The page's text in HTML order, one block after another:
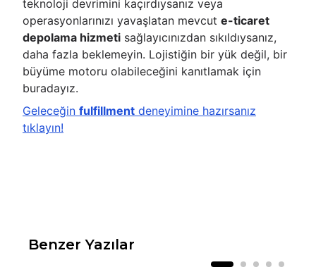
teknoloji devrimini kaçırdıysanız veya
operasyonlarınızı yavaşlatan mevcut e-ticaret
depolama hizmeti sağlayıcınızdan sıkıldıysanız,
daha fazla beklemeyin. Lojistiğin bir yük değil, bir
büyüme motoru olabileceğini kanıtlamak için
buradayız.
Geleceğin fulfillment deneyimine hazırsanız
tıklayın!
Benzer Yazılar